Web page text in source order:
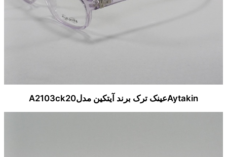
Aytakinعینک ترک برند آیتکین مدلA2103ck20